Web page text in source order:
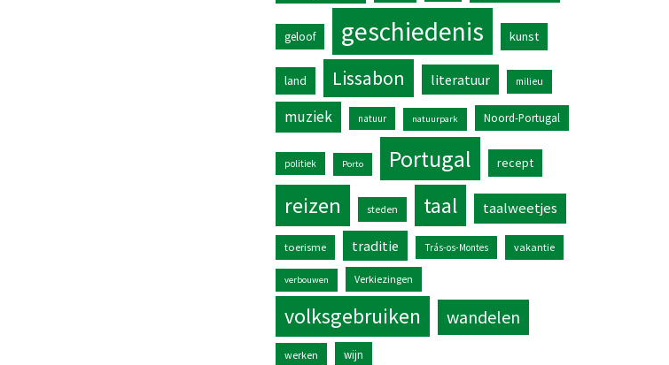
geloof geschiedenis kunst
land Lissabon literatuur milieu
muziek natuur natuurpark Noord-Portugal
politiek Porto Portugal recept
reizen steden taal taalweetjes
toerisme traditie Trás-os-Montes vakantie
verbouwen Verkiezingen
volksgebruiken wandelen
werken wijn